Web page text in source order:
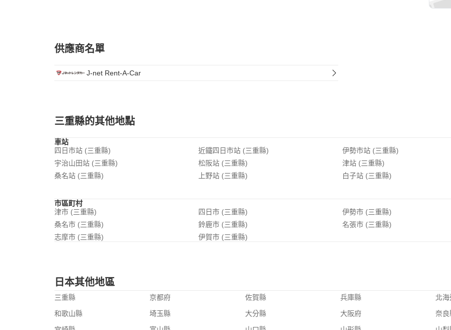
供應商名單
J-net Rent-A-Car
三重縣的其他地點
車站
四日市站 (三重縣)
近鐵四日市站 (三重縣)
伊勢市站 (三重縣)
宇治山田站 (三重縣)
松阪站 (三重縣)
津站 (三重縣)
桑名站 (三重縣)
上野站 (三重縣) 白子站 (三重縣)
市區町村
津市 (三重縣)
四日市 (三重縣)
伊勢市 (三重縣)
桑名市 (三重縣)
鈴鹿市 (三重縣)
名張市 (三重縣)
志摩市 (三重縣)
伊賀市 (三重縣)
日本其他地區
三重縣 京都府 佐賀縣 兵庫縣
北
和歌山縣
埼玉縣 大分縣 大阪府
奈良